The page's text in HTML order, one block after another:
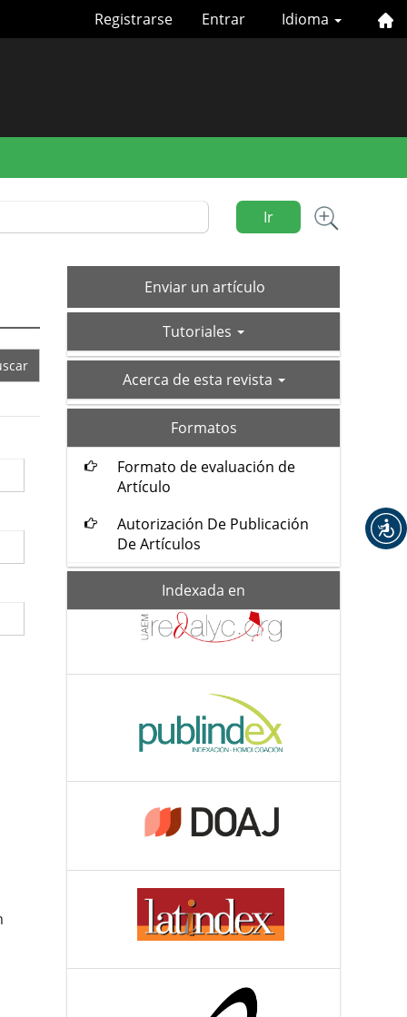
Idioma
Registrarse Entrar
Ir
Enviar
un
Enviar un artículo
Tutoriales
acerca-Acerca de esta revista
Formatos
Formato de evaluación de
Artículo
Autorización De Publicación
De Artículos
Indexada en